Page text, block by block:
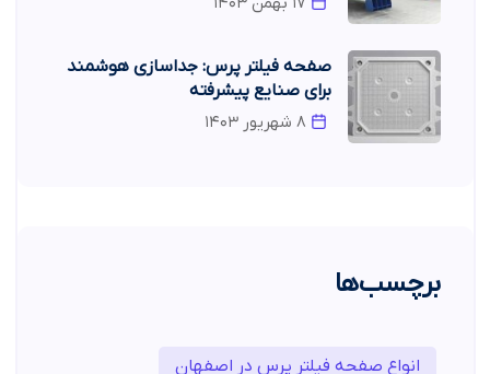
صفحه فیلتر پرس: جداسازی هوشمند
برای صنایع پیشرفته
برچسب‌ها
انواع صفحه فیلتر پرس در اصفهان